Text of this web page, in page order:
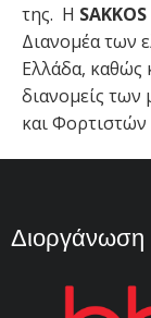
της. Η
Διανομέα των
Ελλάδα, καθώς
διανομείς των
και Φορτιστών
Διοργάνωση